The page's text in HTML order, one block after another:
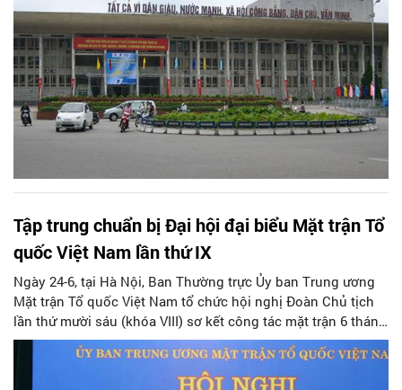
Tập trung chuẩn bị Đại hội đại biểu Mặt trận Tổ
quốc Việt Nam lần thứ IX
Ngày 24-6, tại Hà Nội, Ban Thường trực Ủy ban Trung ương
Mặt trận Tổ quốc Việt Nam tổ chức hội nghị Đoàn Chủ tịch
lần thứ mười sáu (khóa VIII) sơ kết công tác mặt trận 6 tháng
đầu năm và triển khai nhiệm vụ trọng tâm 6 tháng cuối năm
2019. Bí thư Trung ương Đảng, Chủ tịch Ủy ban Trung ương
Mặt trận Tổ quốc Việt Nam Trần Thanh Mẫn chủ trì hội nghị.